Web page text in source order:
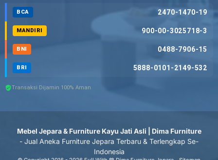
BCA 2470-1470-19
MANDIRI 900-00-3025718-3
BNI 0488-7906-15
BRI 5888-0101-2149-532
Transaksi Dijamin 100% Aman
Mebel Jepara & Furniture Kayu Jati Asli | Dima Furniture
- Jual Aneka Furniture Jepara Terbaru & Terlengkap Se-
Indonesia